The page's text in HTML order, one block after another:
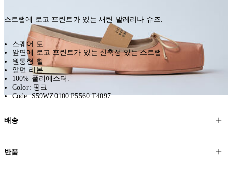
스트랩에 로고 프린트가 있는 새틴 발레리나 슈즈.
스퀘어 토
앞면에 로고 프린트가 있는 신축성 있는 스트랩
원통형 힐
앞면 리본
100% 폴리에스터.
Color: 핑크
Code: S59WZ0100 P5560 T4097
배송
고객님의 위치에 따라 일반 배송과 익스프레스 배송을 제공합니다.
반품